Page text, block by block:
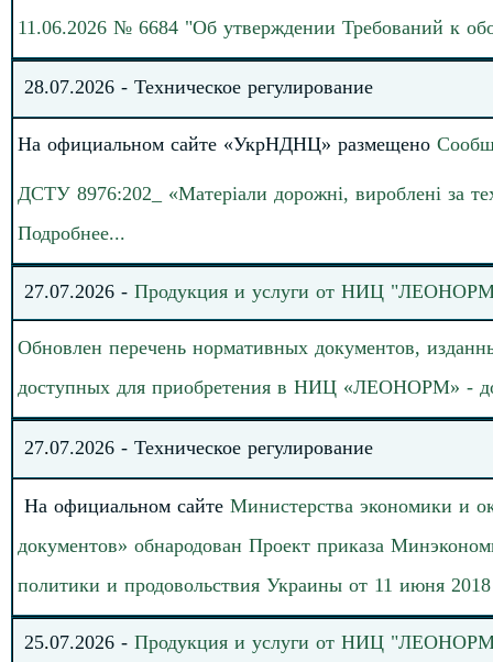
11.06.2026 № 6684 "Об утверждении Требований к
28.07.2026 - Техническое регулирование
На официальном сайте «УкрНДНЦ» размещено
ДСТУ 8976:202_ «Матеріали дорожні, вироблені за
Подробнее...
27.07.2026 - Продукция и услуги от НИЦ
Обновлен перечень нормативных документов,
доступных для приобретения в НИЦ «ЛЕОНОРМ» -
27.07.2026 - Техническое регулирование
На официальном сайте Министерства экономики и
документов» обнародован Проект приказа
политики и продовольствия Украины от 11 июня
25.07.2026 - Продукция и услуги от НИЦ